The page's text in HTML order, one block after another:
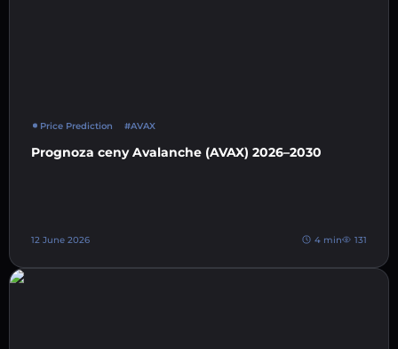
Price Prediction #AVAX
Prognoza ceny Avalanche (AVAX) 2026–2030
12 June 2026 4 min 131